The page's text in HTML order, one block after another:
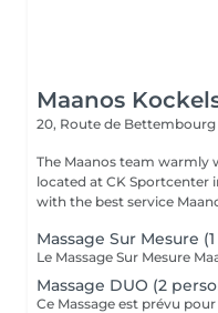
Maanos
20, Route de Bettembourg
The Maanos team warmly
located at CK Sportcenter
with the best service
Massage Sur Mesure
Massage DUO (2